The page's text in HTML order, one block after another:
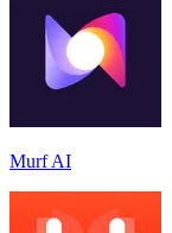
Murf AI